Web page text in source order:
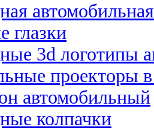
глазки
3d логотипы
проекторы
автомобильный
колпачки